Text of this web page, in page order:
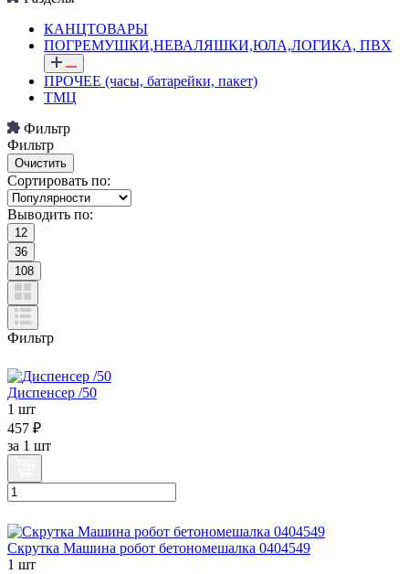
КАНЦТОВАРЫ
ПОГРЕМУШКИ,НЕВАЛЯШКИ,ЮЛА,ЛОГИКА, ПВХ
ПРОЧЕЕ (часы, батарейки, пакет)
ТМЦ
Фильтр
Фильтр
Сортировать по:
Выводить по:
12
36
108
Фильтр
Диспенсер /50
1 шт
457 ₽
за 1 шт
Скрутка Машина робот бетономешалка 0404549
1 шт